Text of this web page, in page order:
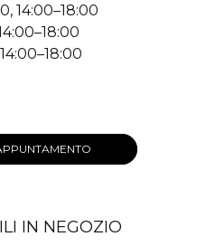
14:00–18:00
IN NEGOZIO